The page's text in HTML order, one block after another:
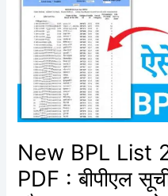
New BPL List
PDF : बीपीएल
2024
Download
PDF
बीपीएल
सूची
में
अपना
नाम
देखें